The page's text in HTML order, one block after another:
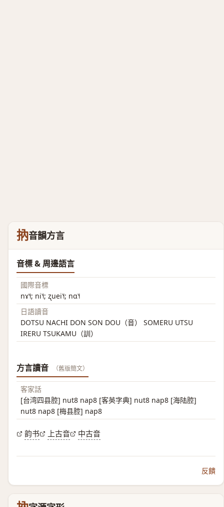
抐音韻方言
音標 & 周邊語言
國際音標
nɤ˥˧; ni˥˧; ʐuei˥˧; nɑ˥˧
日語讀音
DOTSU NACHI DON SON DOU（音） SOMERU UTSU
IRERU TSUKAMU（訓）
方言讀音 （舊版簡文）
客家話
[台湾四县腔] nut8 nap8 [客英字典] nut8 nap8 [海陆腔]
nut8 nap8 [梅县腔] nap8
韵书 上古音 中古音
反饋